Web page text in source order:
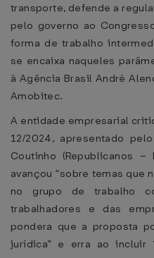
transporte, defende a
pelo governo ao
forma de trabalho
se encaixa naqueles
à Agência Brasil André
Amobitec.
A entidade empresarial
12/2024, apresentado
Coutinho (Republicanos
avançou “sobre temas que
no grupo de trabalho
trabalhadores e das
pondera que a proposta
jurídica” e erra ao incluir